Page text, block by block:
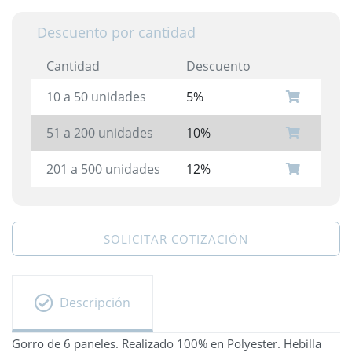
Descuento por cantidad
Cantidad
Descuento
10 a 50 unidades
5%
51 a 200 unidades 10%
201 a 500 unidades 12%
SOLICITAR COTIZACIÓN
Descripción
Gorro de 6 paneles. Realizado 100% en Polyester. Hebilla